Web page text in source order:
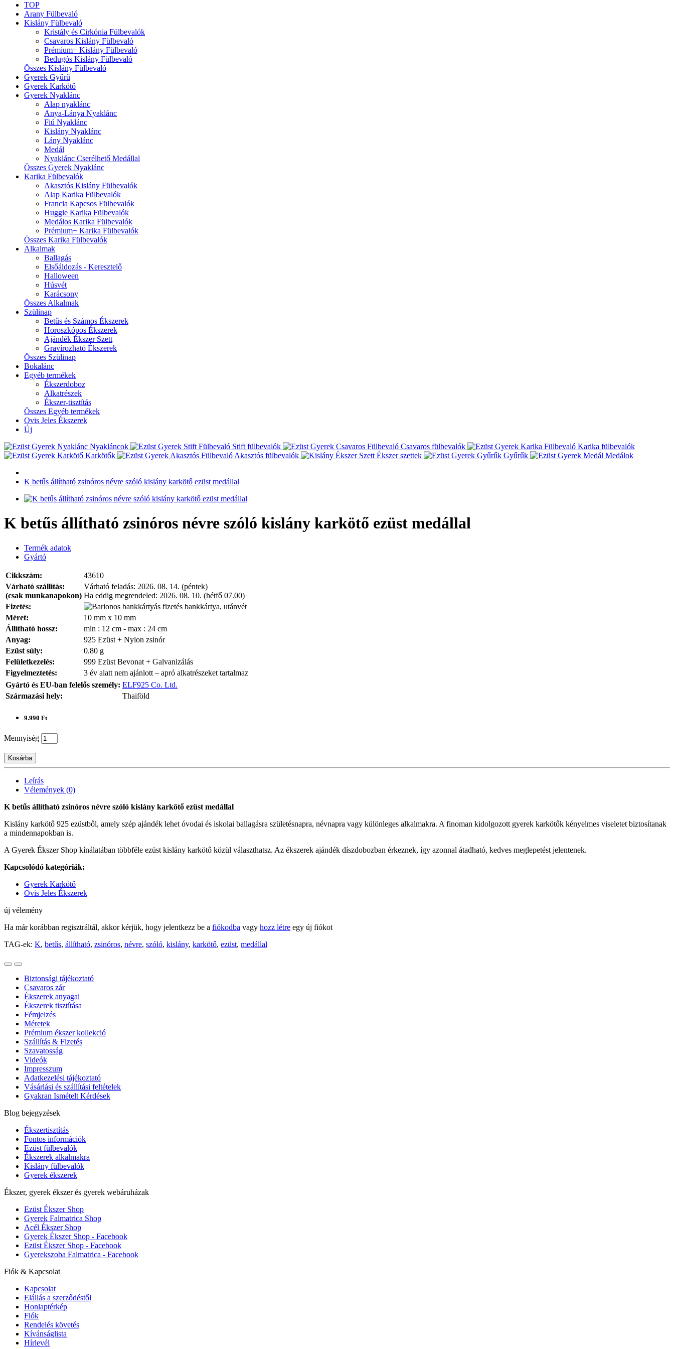
TOP
Arany Fülbevaló
Kislány Fülbevaló
Kristály és Cirkónia Fülbevalók
Csavaros Kislány Fülbevaló
Prémium+ Kislány Fülbevaló
Bedugós Kislány Fülbevaló
Összes Kislány Fülbevaló
Gyerek Gyűrű
Gyerek Karkötő
Gyerek Nyaklánc
Alap nyaklánc
Anya-Lánya Nyaklánc
Fiú Nyaklánc
Kislány Nyaklánc
Lány Nyaklánc
Medál
Nyaklánc Cserélhető Medállal
Összes Gyerek Nyaklánc
Karika Fülbevalók
Akasztós Kislány Fülbevalók
Alap Karika Fülbevalók
Francia Kapcsos Fülbevalók
Huggie Karika Fülbevalók
Medálos Karika Fülbevalók
Prémium+ Karika Fülbevalók
Összes Karika Fülbevalók
Alkalmak
Ballagás
Elsőáldozás - Keresztelő
Halloween
Húsvét
Karácsony
Összes Alkalmak
Szülinap
Betűs és Számos Ékszerek
Horoszkópos Ékszerek
Ajándék Ékszer Szett
Gravírozható Ékszerek
Összes Szülinap
Bokalánc
Egyéb termékek
Ékszerdoboz
Alkatrészek
Ékszer-tisztítás
Összes Egyéb termékek
Ovis Jeles Ékszerek
Új
Nyakláncok
Stift fülbevalók Csavaros fülbevalók
Karika fülbevalók
Karkötők
Akasztós fülbevalók Ékszer szettek Gyűrűk Medálok
K betűs állítható zsinóros névre szóló kislány karkötő ezüst medállal
K betűs állítható zsinóros névre szóló kislány karkötő ezüst medállal
Termék adatok
Gyártó
Cikkszám:
43610
Várható szállítás:
(csak munkanapokon)
Várható feladás: 2026. 08. 14. (péntek)
Ha eddig megrendeled: 2026. 08. 10. (hétfő 07.00)
Fizetés:
bankkártya, utánvét
Méret:
10 mm x 10 mm
Állítható hossz:
min : 12 cm - max : 24 cm
Anyag:
925 Ezüst + Nylon zsinór
Ezüst súly:
0.80 g
Felületkezelés:
999 Ezüst Bevonat + Galvanizálás
Figyelmeztetés:
3 év alatt nem ajánlott – apró alkatrészeket tartalmaz
Gyártó és EU-ban felelős személy: ELF925 Co. Ltd.
Származási hely:
Thaiföld
9.990 Ft
Mennyiség
Kosárba
Leírás
Vélemények (0)
K betűs állítható zsinóros névre szóló kislány karkötő ezüst medállal
Kislány karkötő 925 ezüstből, amely szép ajándék lehet óvodai és iskolai ballagásra születésnapra, névnapra vagy különleges alkalmakra. A finoman kidolgozott gyerek karkötők kényelmes viseletet biztosítanak
a mindennapokban is.
A Gyerek Ékszer Shop kínálatában többféle ezüst kislány karkötő közül választhatsz. Az ékszerek ajándék díszdobozban érkeznek, így azonnal átadható, kedves meglepetést jelentenek.
Kapcsolódó kategóriák:
Gyerek Karkötő
Ovis Jeles Ékszerek
új vélemény
Ha már korábban regisztráltál, akkor kérjük, hogy jelentkezz be a fiókodba vagy hozz létre egy új fiókot
TAG-ek: K, betűs, állítható, zsinóros, névre, szóló, kislány, karkötő, ezüst, medállal
Biztonsági tájékoztató
Csavaros zár
Ékszerek anyagai
Ékszerek tisztítása
Fémjelzés
Méretek
Prémium ékszer kollekció
Szállítás & Fizetés
Szavatosság
Videók
Impresszum
Adatkezelési tájékoztató
Vásárlási és szállítási feltételek
Gyakran Ismételt Kérdések
Blog bejegyzések
Ékszertisztítás
Fontos információk
Ezüst fülbevalók
Ékszerek alkalmakra
Kislány fülbevalók
Gyerek ékszerek
Ékszer, gyerek ékszer és gyerek webáruházak
Ezüst Ékszer Shop
Gyerek Falmatrica Shop
Acél Ékszer Shop
Gyerek Ékszer Shop - Facebook
Ezüst Ékszer Shop - Facebook
Gyerekszoba Falmatrica - Facebook
Fiók & Kapcsolat
Kapcsolat
Elállás a szerződéstől
Honlaptérkép
Fiók
Rendelés követés
Kívánságlista
Hírlevél